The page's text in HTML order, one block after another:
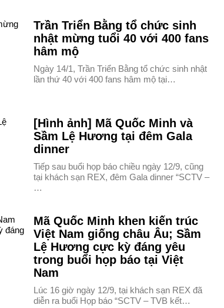
Trần Triển Bằng tổ chức sinh
nhật mừng tuổi 40 với 400 fans
hâm mộ
Ngày 14/1, Trần Triển Bằng tổ chức sinh nhật
lần thứ 40 với 400 fans hâm mộ tại…
[Hình ảnh] Mã Quốc Minh và
Sầm Lệ Hương tại đêm Gala
dinner
Tiếp sau buổi họp báo chiều ngày 12/9, cũng
tại khách sạn REX, đêm Gala dinner “SCTV –
…
Mã Quốc Minh khen kiến trúc
Việt Nam giống châu Âu; Sầm
Lệ Hương cực kỳ đáng yêu
trong buổi họp báo tại Việt
Nam
Lúc 16 giờ ngày 12/9, tại khách sạn REX đã
diễn ra buổi Họp báo “SCTV – TVB kết…